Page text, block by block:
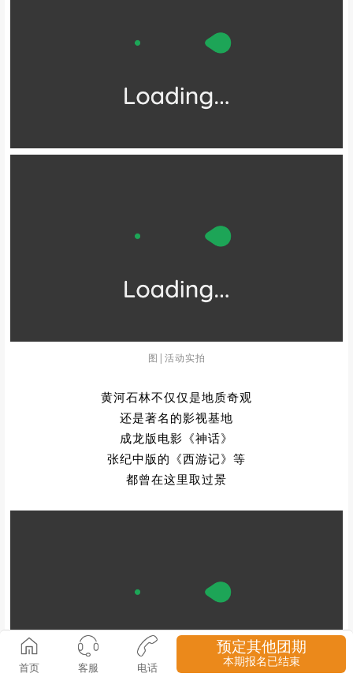
图|活动实拍
黄河石林不仅仅是地质奇观
还是 著名的影视基地
成龙版电影《神话》
都曾在这里取过景
首页 客服 电话
预定其他团期
本期报名已结束